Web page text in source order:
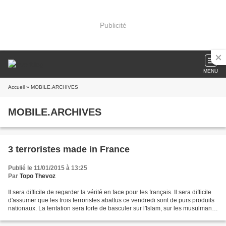
Publicité
MENU
Accueil » MOBILE.ARCHIVES
MOBILE.ARCHIVES
3 terroristes made in France
Publié le 11/01/2015 à 13:25
Par Topo Thevoz
Il sera difficile de regarder la vérité en face pour les français. Il sera difficile
d'assumer que les trois terroristes abattus ce vendredi sont de purs produits
nationaux. La tentation sera forte de basculer sur l'Islam, sur les musulmans